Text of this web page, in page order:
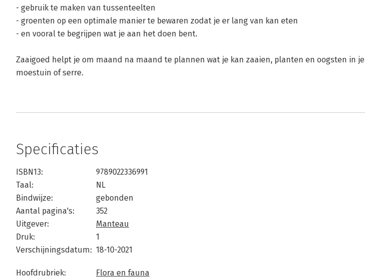
- gebruik te maken van tussenteelten
- groenten op een optimale manier te bewaren zodat je er lang van kan eten
- en vooral te begrijpen wat je aan het doen bent.
Zaaigoed helpt je om maand na maand te plannen wat je kan zaaien, planten en oogsten in je
moestuin of serre.
Specificaties
ISBN13:
9789022336991
Taal:
NL
Bindwijze:
gebonden
Aantal pagina's:
352
Uitgever:
Manteau
Druk:
1
Verschijningsdatum: 18-10-2021
Hoofdrubriek: Flora en fauna